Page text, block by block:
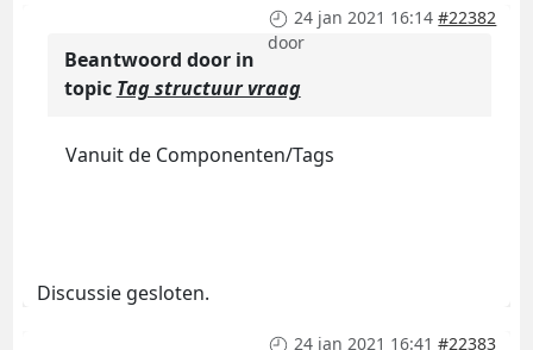
24 jan 2021 16:14 #22382
door
Beantwoord door in
topic Tag structuur vraag
Vanuit de Componenten/Tags
Discussie gesloten.
24 jan 2021 16:41 #22383